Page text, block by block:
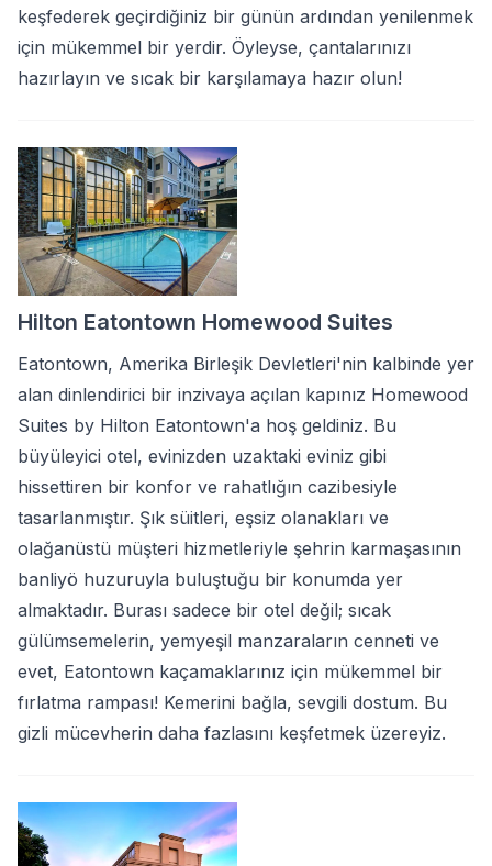
keşfederek geçirdiğiniz bir günün ardından yenilenmek
için mükemmel bir yerdir. Öyleyse, çantalarınızı
hazırlayın ve sıcak bir karşılamaya hazır olun!
Hilton Eatontown Homewood Suites
Eatontown, Amerika Birleşik Devletleri'nin kalbinde yer
alan dinlendirici bir inzivaya açılan kapınız Homewood
Suites by Hilton Eatontown'a hoş geldiniz. Bu
büyüleyici otel, evinizden uzaktaki eviniz gibi
hissettiren bir konfor ve rahatlığın cazibesiyle
tasarlanmıştır. Şık süitleri, eşsiz olanakları ve
olağanüstü müşteri hizmetleriyle şehrin karmaşasının
banliyö huzuruyla buluştuğu bir konumda yer
almaktadır. Burası sadece bir otel değil; sıcak
gülümsemelerin, yemyeşil manzaraların cenneti ve
evet, Eatontown kaçamaklarınız için mükemmel bir
fırlatma rampası! Kemerini bağla, sevgili dostum. Bu
gizli mücevherin daha fazlasını keşfetmek üzereyiz.